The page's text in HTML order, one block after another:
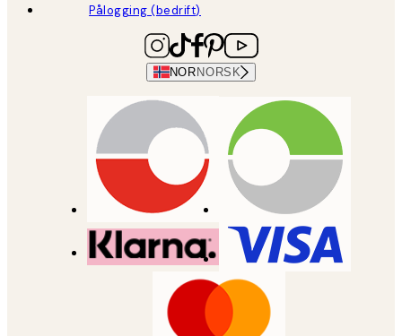
Pålogging (bedrift)
NOR NORSK